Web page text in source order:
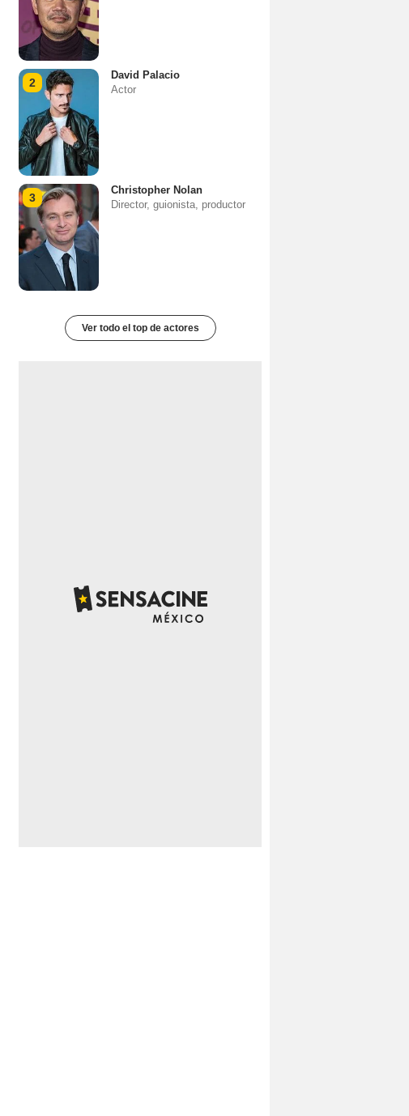
2
David Palacio
Actor
3
Christopher Nolan
Director, guionista, productor
Ver todo el top de actores